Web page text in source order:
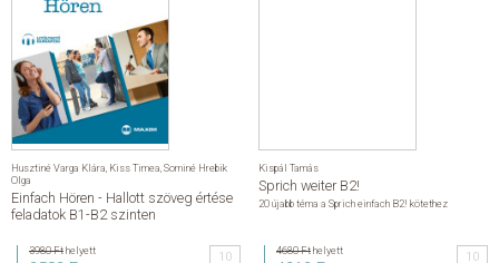
Husztiné Varga Klára Kiss Timea Sominé Hrebik
Olga
Einfach Hören - Hallott szöveg értése
feladatok B1-B2 szinten
3980 Fthelyett 10
Kispál Tamás
Sprich weiter B2!
20 újabb téma a Sprich einfach B2! kötethez
4680 Fthelyett 10